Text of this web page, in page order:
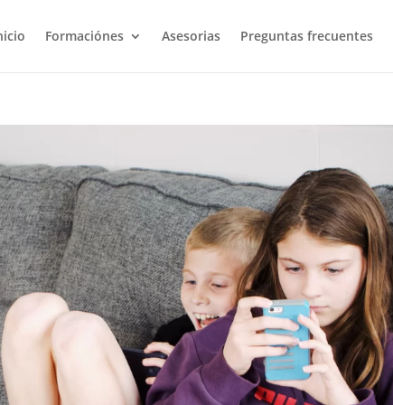
Formaciónes Asesorias Preguntas frecuentes